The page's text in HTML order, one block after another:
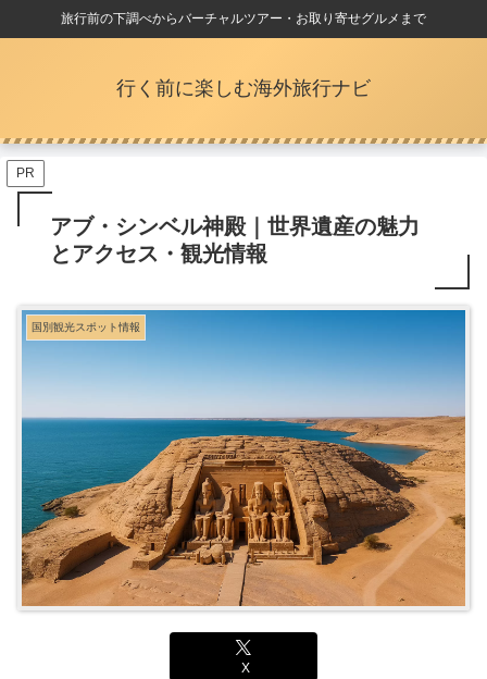
旅行前の下調べからバーチャルツアー・お取り寄せグルメまで
行く前に楽しむ海外旅行ナビ
PR
アブ・シンベル神殿｜世界遺産の魅力
とアクセス・観光情報
国別観光スポット情報
X